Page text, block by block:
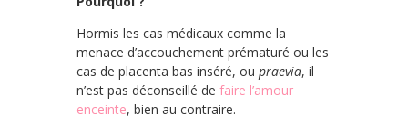
Hormis les cas médicaux comme la
menace d’accouchement prématuré ou les
cas de placenta bas inséré, ou praevia, il
n’est pas déconseillé de faire l’amour
enceinte, bien au contraire.